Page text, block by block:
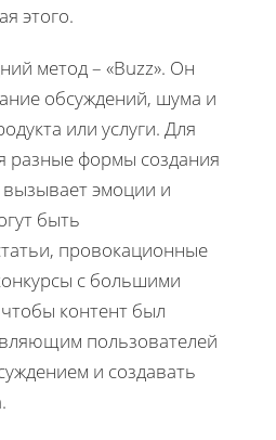
этого.
метод – «Buzz». Он
обсуждений, шума и
или услуги. Для
разные формы создания
эмоции и
быть
провокационные
с большими
контент был
пользователей
и создавать